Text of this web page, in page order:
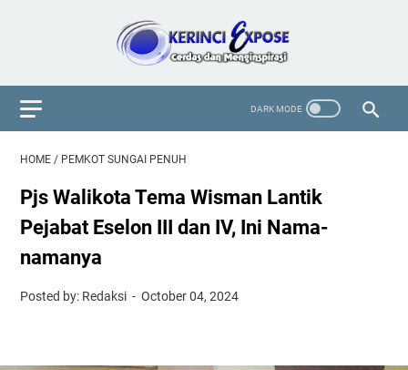
HOME / PEMKOT SUNGAI PENUH
Pjs Walikota Tema Wisman Lantik
Pejabat Eselon III dan IV, Ini Nama-
namanya
Posted by: Redaksi October 04, 2024